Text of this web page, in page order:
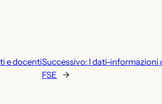
e docentiSuccessivo: I dati-informazioni
FSE
→